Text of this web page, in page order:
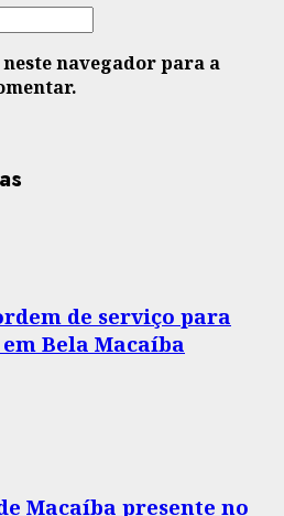
navegador para a
de serviço para
Bela Macaíba
Macaíba presente no